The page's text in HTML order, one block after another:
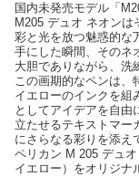
国内未発売モデル「
M205 デュオ ネオン
彩と光を放つ魅惑的な
手にした瞬間、そのネ
大胆でありながら、洗
この画期的なペンは、
イエローのインクを組
としてアイデアを自由
立たせるテキストマー
にさらなる彩りを添え
ペリカン M 205 デュ
イエロー）をオリジナ